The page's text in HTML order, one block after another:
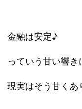
金融は安定♪
っていう甘い響き
現実はそう甘くあ